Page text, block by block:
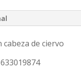
de ciervo